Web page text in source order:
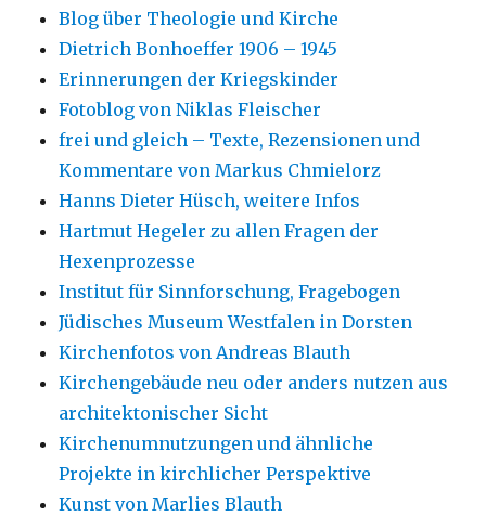
Blog über Theologie und Kirche
Dietrich Bonhoeffer 1906 – 1945
Erinnerungen der Kriegskinder
Fotoblog von Niklas Fleischer
frei und gleich – Texte, Rezensionen und
Kommentare von Markus Chmielorz
Hanns Dieter Hüsch, weitere Infos
Hartmut Hegeler zu allen Fragen der
Hexenprozesse
Institut für Sinnforschung, Fragebogen
Jüdisches Museum Westfalen in Dorsten
Kirchenfotos von Andreas Blauth
Kirchengebäude neu oder anders nutzen aus
architektonischer Sicht
Kirchenumnutzungen und ähnliche
Projekte in kirchlicher Perspektive
Kunst von Marlies Blauth